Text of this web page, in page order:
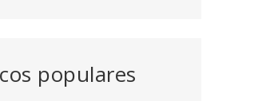
populares